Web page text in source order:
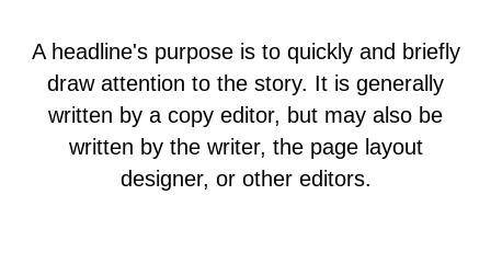
A headline's purpose is to quickly and briefly
draw attention to the story. It is generally
written by a copy editor, but may also be
written by the writer, the page layout
designer, or other editors.